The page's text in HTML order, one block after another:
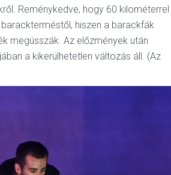
Reménykedve, hogy 60 kilométerrel
hiszen a barackfák
megússzák. Az előzmények után
a kikerülhetetlen változás áll. (Az